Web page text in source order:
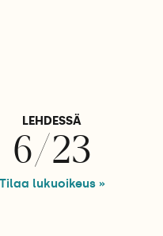
LEHDESSÄ
6/23
Tilaa lukuoikeus »